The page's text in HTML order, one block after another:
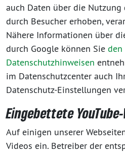
auch Daten über die
durch Besucher erhoben,
Nähere Informationen über
durch Google können Sie den
Datenschutzhinweisen
im Datenschutzcenter auch
Datenschutz-Einstellungen
Eingebettete
Auf einigen unserer
Videos ein. Betreiber der